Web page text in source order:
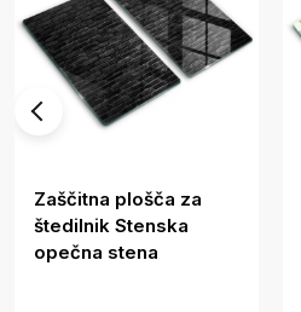
Zaščitna plošča za
štedilnik Stenska
opečna stena